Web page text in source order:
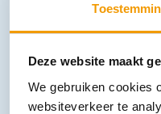
Deze website maakt
We gebruiken cookies
websiteverkeer te